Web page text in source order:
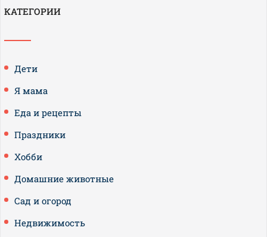
КАТЕГОРИИ
Дети
Я мама
Еда и рецепты
Праздники
Хобби
Домашние животные
Сад и огород
Недвижимость